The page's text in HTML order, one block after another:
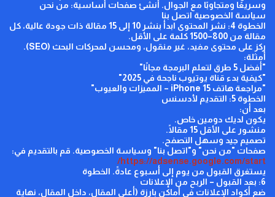
وسريعًا ومتجاوبًا مع الجوال. أنشئ صفحات أساسية: من نحن
سياسة الخصوصية اتصل بنا
الخطوة 4: نشر المحتوى
ابدأ بنشر 10 إلى 15 مقالة ذات جودة عالية، كل
مقالة من 800–1500 كلمة على الأقل.
ركز على محتوى مفيد، غير منقول، ومحسن لمحركات البحث (SEO
).
أمثلة:
"أفضل 5 طرق لتعلم البرمجة مجانًا"
"كيفية بدء قناة يوتيوب ناجحة في 2025"
"مراجعة هاتف iPhone 15 – المميزات والعيوب"
الخطوة 5: التقديم لأدسنس
بعد أن:
يكون لديك دومين خاص.
منشور على الأقل 15 مقالًا.
تصميم جيد وسهل التصفح.
صفحات "من نحن" و"اتصل بنا" وسياسة الخصوصية. قم بالتقديم في:
https://adsense.google.com/start
/
يستغرق القبول من يوم إلى أسبوع عادةً. الخطوة
6: بعد القبول – الربح من الإعلانات
ضع أكواد الإعلانات في أماكن بارزة (أعلى المقال، داخل المقال، نهاية